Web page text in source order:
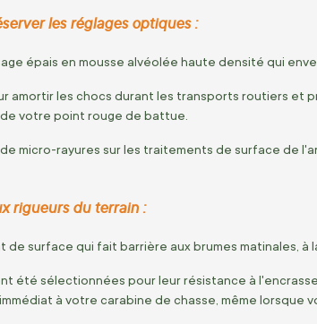
les réglages optiques :
épais en mousse alvéolée haute densité qui
amortir les chocs durant les transports routiers et
votre point rouge de battue.
micro-rayures sur les traitements de surface de
rigueurs du terrain :
surface qui fait barrière aux brumes matinales, à
été sélectionnées pour leur résistance à
à votre carabine de chasse, même lorsque